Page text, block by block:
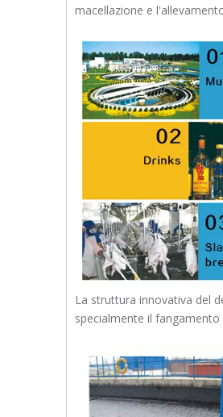
macellazione e
La struttura innovativa del
specialmente il